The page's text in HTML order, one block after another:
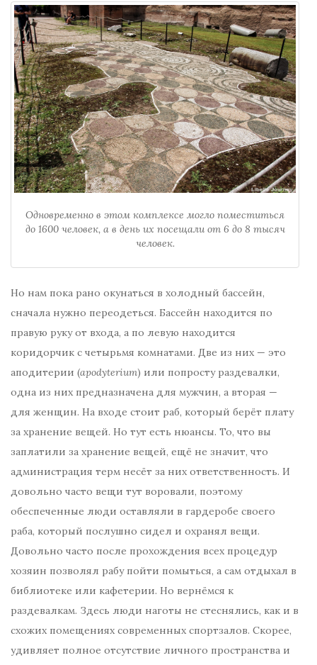
Одновременно в этом комплексе могло поместиться
до 1600 человек, а в день их посещали от 6 до 8 тысяч
человек.
Но нам пока рано окунаться в холодный бассейн,
сначала нужно переодеться. Бассейн находится по
правую руку от входа, а по левую находится
коридорчик с четырьмя комнатами. Две из них — это
аподитерии (apodyterium) или попросту раздевалки,
одна из них предназначена для мужчин, а вторая —
для женщин. На входе стоит раб, который берёт плату
за хранение вещей. Но тут есть нюансы. То, что вы
заплатили за хранение вещей, ещё не значит, что
администрация терм несёт за них ответственность. И
довольно часто вещи тут воровали, поэтому
обеспеченные люди оставляли в гардеробе своего
раба, который послушно сидел и охранял вещи.
Довольно часто после прохождения всех процедур
хозяин позволял рабу пойти помыться, а сам отдыхал в
библиотеке или кафетерии. Но вернёмся к
раздевалкам. Здесь люди наготы не стеснялись, как и в
схожих помещениях современных спортзалов. Скорее,
удивляет полное отсутствие личного пространства и